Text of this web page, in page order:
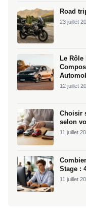
Road
23 juillet
Le
12 juillet
Choisir
selon
11 juillet
Stage :
11 juillet